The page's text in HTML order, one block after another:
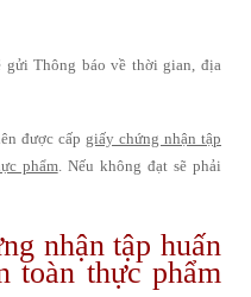
Thông báo về thời gian, địa
được cấp giấy chứng nhận tập
phẩm . Nếu không đạt sẽ phải
nhận tập huấn
toàn thực phẩm